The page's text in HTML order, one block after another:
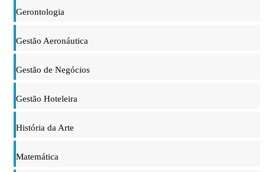
Gerontologia
Gestão Aeronáutica
Gestão de Negócios
Gestão Hoteleira
História da Arte
Matemática